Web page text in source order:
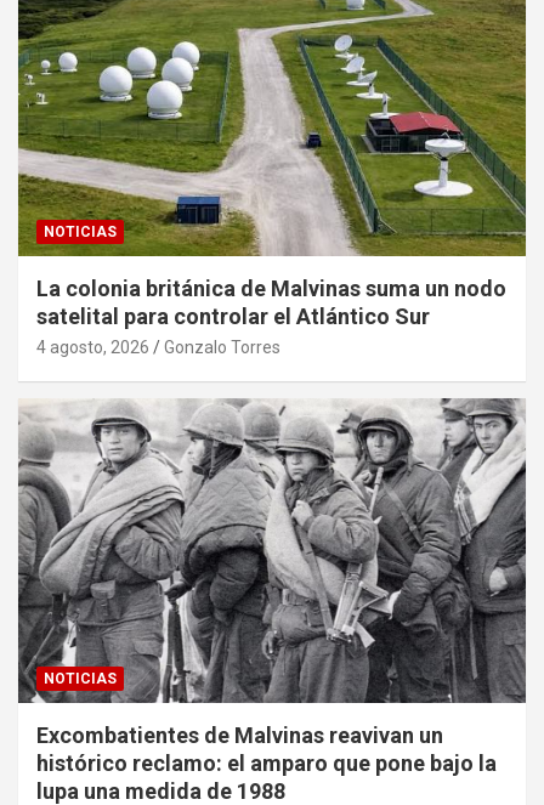
NOTICIAS
La colonia británica de Malvinas suma un nodo
satelital para controlar el Atlántico Sur
4 agosto, 2026 Gonzalo Torres
NOTICIAS
Excombatientes de Malvinas reavivan un
histórico reclamo: el amparo que pone bajo la
lupa una medida de 1988